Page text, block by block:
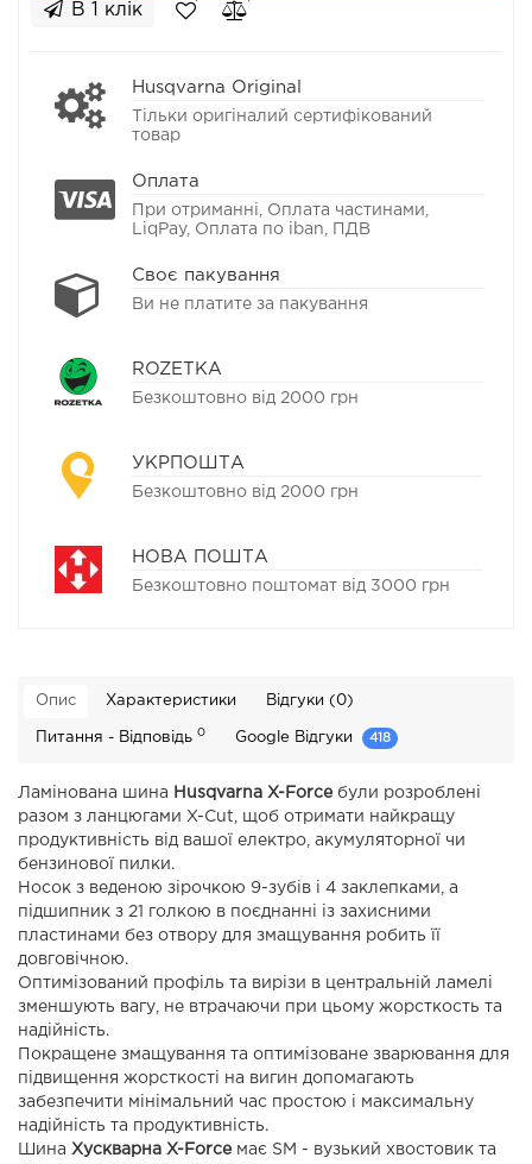
В 1 клік
Husqvarna Original
Тільки оригіналий сертифікований
товар
Оплата
При отриманні, Оплата частинами,
LiqPay, Оплата по iban, ПДВ
Своє пакування
Ви не платите за пакування
ROZETKA
Безкоштовно від 2000 грн
УКРПОШТА
Безкоштовно від 2000 грн
НОВА ПОШТА
Безкоштовно поштомат від 3000 грн
Опис Характеристики Відгуки (0)
Питання - Відповідь 0 Google Відгуки 418
Ламінована шина Husqvarna X-Forceбули розроблені
разом з ланцюгами X-Cut, щоб отримати найкращу
продуктивність від вашої електро, акумуляторної чи
бензинової пилки.
Носок з веденою зірочкою 9-зубів і 4 заклепками, а
підшипник з 21 голкою в поєднанні із захисними
пластинами без отвору для змащування робить її
довговічною.
Оптимізований профіль та вирізи в центральній ламелі
зменшують вагу, не втрачаючи при цьому жорсткость та
надійність.
Покращене змащування та оптимізоване зварювання для
підвищення жорсткості на вигин допомагають
забезпечити мінімальний час простою і максимальну
надійність та продуктивність.
Шина Хускварна X-Forceмає SM - вузький хвостовик та